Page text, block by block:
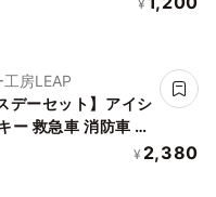
¥
房LEAP
デーセット】アイシ
ー 救急車 消防車 パ
ケーキデコレーシ
¥ 2,380